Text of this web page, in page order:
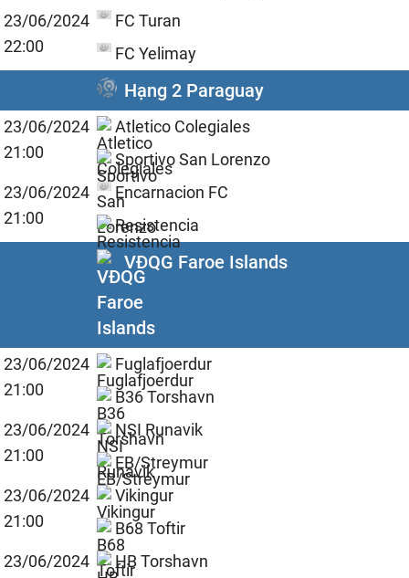
23/06/2024
22:00
FC Turan
FC Yelimay
Hạng 2 Paraguay
23/06/2024
21:00
Atletico Colegiales
Sportivo San Lorenzo
23/06/2024
21:00
Encarnacion FC
Resistencia
VĐQG Faroe Islands
23/06/2024
21:00
Fuglafjoerdur
B36 Torshavn
23/06/2024
21:00
NSI Runavik
EB/Streymur
23/06/2024
21:00
Vikingur
B68 Toftir
23/06/2024
HB Torshavn